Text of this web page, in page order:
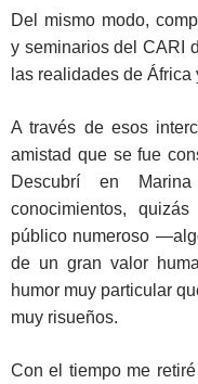
Del mismo modo,
y seminarios del CARI
las realidades de África
A través de esos
amistad que se fue
Descubrí en
conocimientos,
público numeroso
de un gran valor
humor muy particular
muy risueños.
Con el tiempo me